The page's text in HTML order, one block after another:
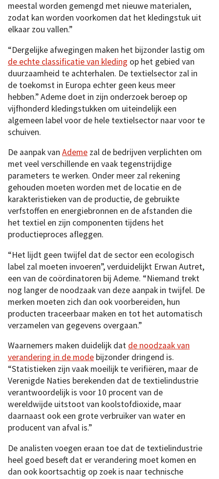
meestal worden gemengd met nieuwe materialen,
zodat kan worden voorkomen dat het kledingstuk uit
elkaar zou vallen.”
“Dergelijke afwegingen maken het bijzonder lastig om
de echte classificatie van kleding op het gebied van
duurzaamheid te achterhalen. De textielsector zal in
de toekomst in Europa echter geen keus meer
hebben.” Ademe doet in zijn onderzoek beroep op
vijfhonderd kledingstukken om uiteindelijk een
algemeen label voor de hele textielsector naar voor te
schuiven.
De aanpak van Ademe zal de bedrijven verplichten om
met veel verschillende en vaak tegenstrijdige
parameters te werken. Onder meer zal rekening
gehouden moeten worden met de locatie en de
karakteristieken van de productie, de gebruikte
verfstoffen en energiebronnen en de afstanden die
het textiel en zijn componenten tijdens het
productieproces afleggen.
“Het lijdt geen twijfel dat de sector een ecologisch
label zal moeten invoeren”, verduidelijkt Erwan Autret,
een van de coördinatoren bij Ademe. “Niemand trekt
nog langer de noodzaak van deze aanpak in twijfel. De
merken moeten zich dan ook voorbereiden, hun
producten traceerbaar maken en tot het automatisch
verzamelen van gegevens overgaan.”
Waarnemers maken duidelijk dat de noodzaak van
verandering in de mode bijzonder dringend is.
“Statistieken zijn vaak moeilijk te verifiëren, maar de
Verenigde Naties berekenden dat de textielindustrie
verantwoordelijk is voor 10 procent van de
wereldwijde uitstoot van koolstofdioxide, maar
daarnaast ook een grote verbruiker van water en
producent van afval is.”
De analisten voegen eraan toe dat de textielindustrie
heel goed beseft dat er verandering moet komen en
dan ook koortsachtig op zoek is naar technische